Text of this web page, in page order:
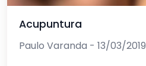
Acupuntura
Paulo Varanda - 13/03/2019